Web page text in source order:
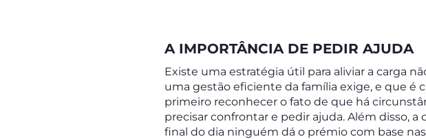
A IMPORTÂNCIA DE PEDIR AJUDA
Existe uma estratégia útil para aliviar a carga
uma gestão eficiente da família exige, e que é
primeiro reconhecer o fato de que há
precisar confrontar e pedir ajuda. Além disso,
final do dia ninguém dá o prémio com base